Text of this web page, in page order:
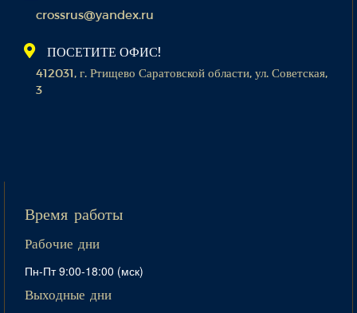
crossrus@yandex.ru
ПОСЕТИТЕ ОФИС!
412031, г. Ртищево Саратовской области, ул. Советская,
3
Время работы
Рабочие дни
Пн-Пт 9:00-18:00 (мск)
Выходные дни